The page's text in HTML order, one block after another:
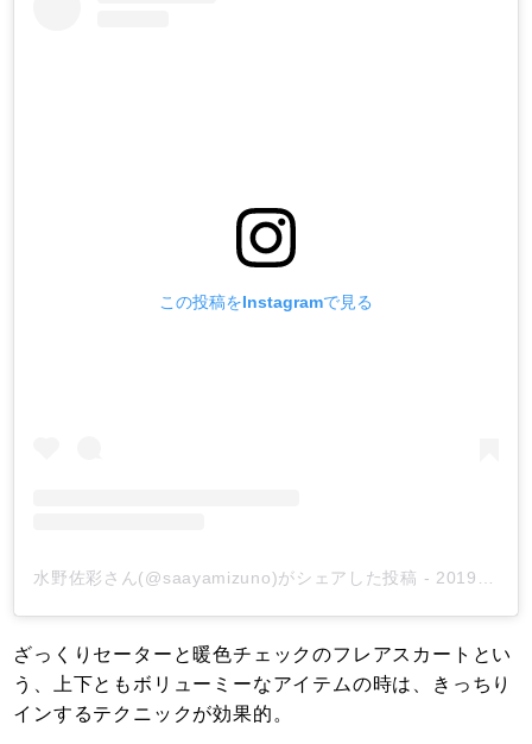
この投稿をInstagramで見る
水野佐彩さん(@saayamizuno)がシェアした投稿 - 2019年 2月月11日午前2時06分PST
ざっくりセーターと暖色チェックのフレアスカートとい
う、上下ともボリューミーなアイテムの時は、きっちり
インするテクニックが効果的。